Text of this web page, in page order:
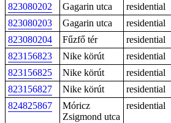
823080202
Gagarin utca residential
823080203
Gagarin utca residential
823080204
Fűzfő tér residential
823156823
Nike körút
residential
823156825
Nike körút
residential
823156827
Nike körút residential
824825867
Móricz
Zsigmond utca
residential